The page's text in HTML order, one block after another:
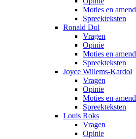
Moties en
Spreekteksten
Ronald Dol
Vragen
Opinie
Moties en
Spreekteksten
Joyce Willems-Kardol
Vragen
Opinie
Moties en
Spreekteksten
Louis Roks
Vragen
Opinie